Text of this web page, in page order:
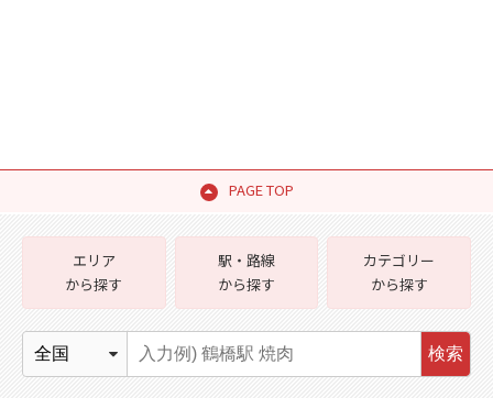
PAGE TOP
エリア
から探す
駅・路線
から探す
カテゴリー
から探す
検索